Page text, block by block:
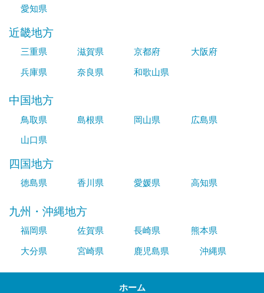
愛知県
近畿地方
三重県 滋賀県 京都府
大阪府
兵庫県
奈良県 和歌山県
中国地方
鳥取県 島根県 岡山県
広島県
山口県
四国地方
徳島県 香川県 愛媛県 高知県
九州・沖縄地方
福岡県 佐賀県 長崎県
熊本県
大分県
宮崎県 鹿児島県 沖縄県
ホーム